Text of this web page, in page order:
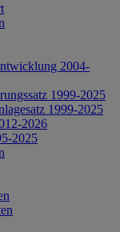
2004-
1999-2025
1999-2025
2026
2025